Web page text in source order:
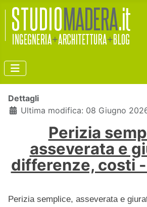
Dettagli
Ultima modifica: 08 Giugno
Perizia
asseverata e
differenze, costi
Perizia semplice, asseverata e